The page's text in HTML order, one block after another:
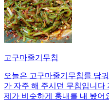
고구마줄기무침
오늘은 고구마줄기무침를 담
가 자주 해 주시던 무침입니
제가 비슷하게 훙내를 내 봤어